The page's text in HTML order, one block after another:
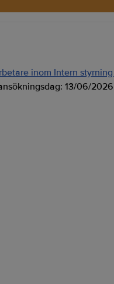
inom Intern
13/06/2026